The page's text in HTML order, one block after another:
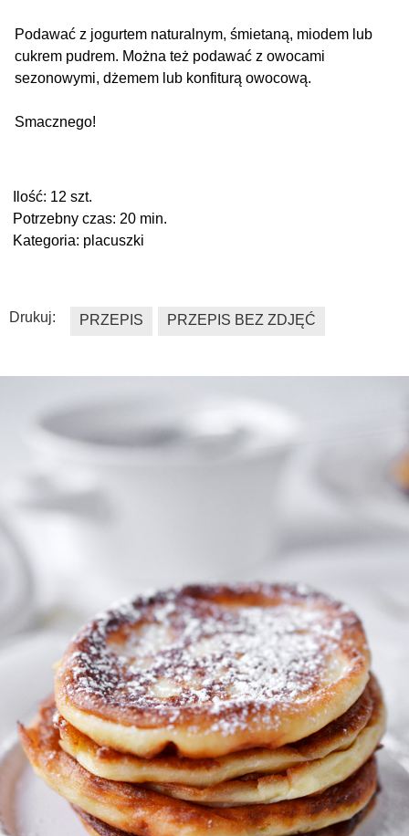
Podawać z jogurtem naturalnym, śmietaną, miodem lub
cukrem pudrem. Można też podawać z owocami
sezonowymi, dżemem lub konfiturą owocową.
Smacznego!
Ilość: 12 szt.
Potrzebny czas: 20 min.
Kategoria: placuszki
Drukuj: PRZEPIS PRZEPIS BEZ ZDJĘĆ